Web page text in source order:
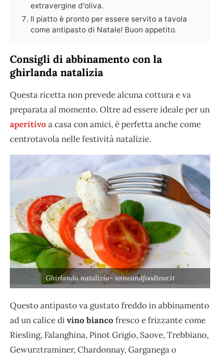
extravergine d'oliva.
Il piatto è pronto per essere servito a tavola
come antipasto di Natale! Buon appetito.
Consigli di abbinamento con la
ghirlanda natalizia
Questa ricetta non prevede alcuna cottura e va
preparata al momento. Oltre ad essere ideale per un
aperitivo a casa con amici, è perfetta anche come
centrotavola nelle festività natalizie.
Ghirlanda natalizia- wineandfoodtour.it
Questo antipasto va gustato freddo in abbinamento
ad un calice divino bianco fresco e frizzante come
Riesling, Falanghina, Pinot Grigio, Saove, Trebbiano,
Gewurztraminer, Chardonnay, Garganega o